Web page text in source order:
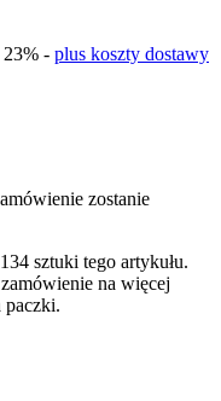
23% - plus koszty dostawy
zostanie
sztuki tego artykułu.
na więcej
paczki.